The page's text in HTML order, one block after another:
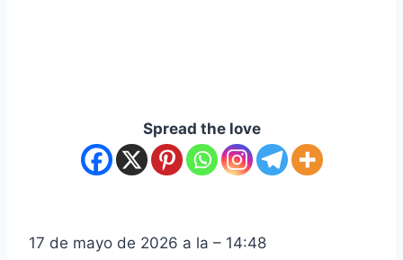
Spread the love
17 de mayo de 2026 a la – 14:48